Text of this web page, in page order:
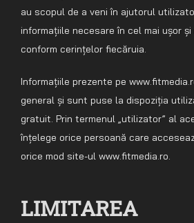
au scopul de a veni în ajutorul
informațiile necesare în cel mai ușor și
conform cerințelor fiecăruia.
Informațiile prezente pe
general și sunt puse la dispoziția
gratuit. Prin termenul „utilizator” al
înțelege orice persoană care
orice mod site-ul www.fitmedia.ro.
LIMITAREA